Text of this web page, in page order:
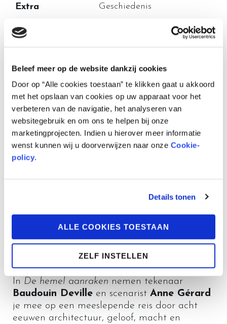
Beleef meer op de website dankzij cookies
Door op “Alle cookies toestaan” te klikken gaat u akkoord
met het opslaan van cookies op uw apparaat voor het
verbeteren van de navigatie, het analyseren van
websitegebruik en om ons te helpen bij onze
marketingprojecten. Indien u hierover meer informatie
wenst kunnen wij u doorverwijzen naar onze Cookie-
policy.
Details tonen
ALLE COOKIES TOESTAAN
ZELF INSTELLEN
Extra Geschiedenis
Taal
Verschijningsdatum Februari 2026
Beschrijving
De hemel aanraken – 800 jaar
en Sint-Goedelekathedraal verschijnt een
volledige geschiedenis van deze Brusselse
kathedraal tot leven brengt.
In De hemel aanraken nemen tekenaar
Baudouin Deville en scenarist Anne Gérard
je mee op een meeslepende reis door acht
eeuwen architectuur, geloof, macht en